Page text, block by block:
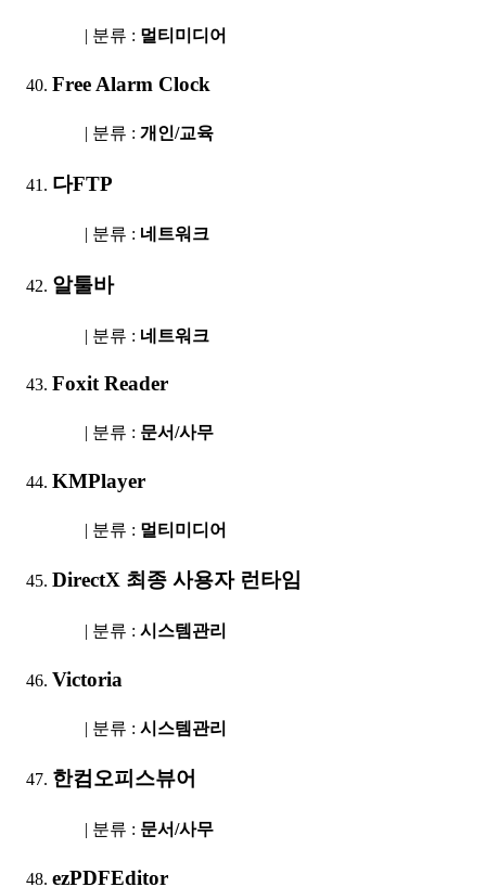
| 분류 : 멀티미디어
Free Alarm Clock
| 분류 : 개인/교육
다FTP
| 분류 : 네트워크
알툴바
| 분류 : 네트워크
Foxit Reader
| 분류 : 문서/사무
KMPlayer
| 분류 : 멀티미디어
DirectX 최종 사용자 런타임
| 분류 : 시스템관리
Victoria
| 분류 : 시스템관리
한컴오피스뷰어
| 분류 : 문서/사무
ezPDFEditor